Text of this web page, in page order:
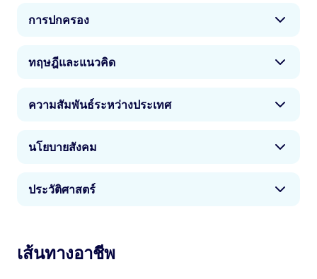
การปกครอง
การทำงานของรัฐบาลเป็นหัวใจหลักของวุฒิการศึกษา
ด้านรัฐศาสตร์ทั้งหมด และเมื่อคุณศึกษาในสหราช
เกี่ยวกับเหตุผลและการกระทำที่อยู่เบื้องหลังการ
เชี่ยวชาญที่เคยดำรงตำแหน่งในรัฐบาลมาก่อน ซึ่งจะ
ช่วยให้ข้อมูลเชิงลึกที่มีประโยชน์มากที่สุดในหัวข้อดัง
ทฤษฎีและแนวคิด
ข้อโต้แย้งและทฤษฎีที่สนับสนุนการเมืองเป็นสิ่่งสำคัญ
หากคุณต้องการพัฒนาทักษะการแสดงความคิดเห็น
คุณจะได้รับความรู้ภาคทฤษฎีหลักอย่างเต็มเปี่ยมและ
ความสัมพันธ์ระหว่างประเทศ
วิธีการที่ประเทศต่าง ๆ มีปฏิสัมพันธ์ต่อกันเป็นสิ่งที่น่า
สนใจ ซับซ้อน และเป็นหนึ่งในปัจจัยสำคัญที่สุดในการ
ผู้คนทั่วไปทั่วโลก คุณจะได้พัฒนาความรู้ที่ดีเรื่อง
นโยบายสังคม
ความท้าทายและโอกาสทางสังคมมากมายที่ทุก
ประเทศทั่วโลกต้องเผชิญและวิธีการใช้นโยบายเพื่อ
นโยบายรัฐบาลทั้งในระดับท้องถิ่น ระดับชาติ หรือ
ประวัติศาสตร์
การสอนจากสถาบันการศึกษาที่ก่อตั้งมานานหลาย
เส้นทางอาชีพ